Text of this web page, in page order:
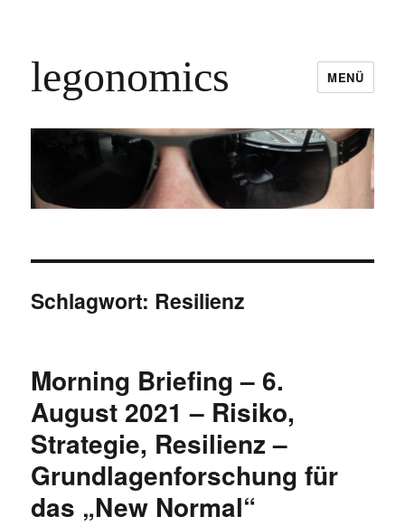
legonomics MENÜ
Schlagwort: Resilienz
Morning Briefing – 6.
August 2021 – Risiko,
Strategie, Resilienz –
Grundlagenforschung für
das „New Normal“